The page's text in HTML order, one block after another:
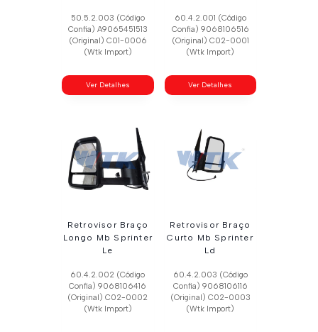
50.5.2.003 (Código
Confia) A9065451513
(Original) C01-0006
(Wtk Import)
Ver Detalhes
60.4.2.001 (Código
Confia) 9068106516
(Original) C02-0001
(Wtk Import)
Ver Detalhes
Retrovisor Braço
Longo Mb Sprinter
Le
60.4.2.002 (Código
Confia) 9068106416
(Original) C02-0002
(Wtk Import)
Retrovisor Braço
Curto Mb Sprinter
Ld
60.4.2.003 (Código
Confia) 9068106116
(Original) C02-0003
(Wtk Import)